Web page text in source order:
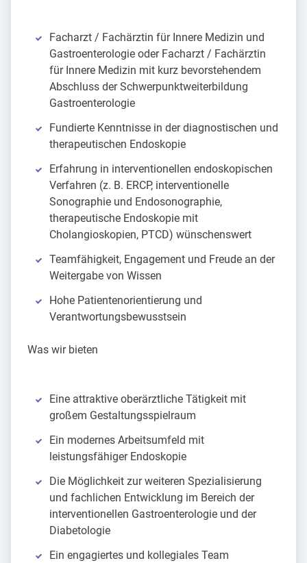
Facharzt / Fachärztin für Innere Medizin und
Gastroenterologie oder Facharzt / Fachärztin
für Innere Medizin mit kurz bevorstehendem
Abschluss der Schwerpunktweiterbildung
Gastroenterologie
Fundierte Kenntnisse in der diagnostischen und
therapeutischen Endoskopie
Erfahrung in interventionellen endoskopischen
Verfahren (z. B. ERCP, interventionelle
Sonographie und Endosonographie,
therapeutische Endoskopie mit
Cholangioskopien, PTCD) wünschenswert
Teamfähigkeit, Engagement und Freude an der
Weitergabe von Wissen
Hohe Patientenorientierung und
Verantwortungsbewusstsein
Was wir bieten
Eine attraktive oberärztliche Tätigkeit mit
großem Gestaltungsspielraum
Ein modernes Arbeitsumfeld mit
leistungsfähiger Endoskopie
Die Möglichkeit zur weiteren Spezialisierung
und fachlichen Entwicklung im Bereich der
interventionellen Gastroenterologie und der
Diabetologie
Ein engagiertes und kollegiales Team